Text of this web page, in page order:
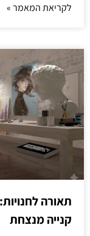
לקריאת המאמר »
תאורה
קנייה מנצחת